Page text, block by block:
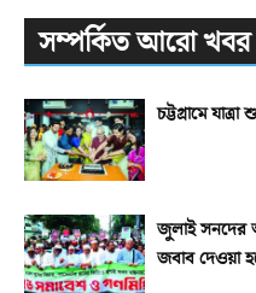
সম্পর্কিত আরো খবর
চট্টগ্রামে
জুলাই সনদের
জবাব দেওয়া